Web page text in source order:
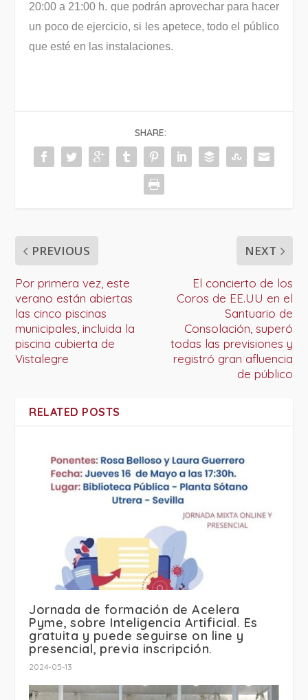
20:00 a 21:00 h. que podrán aprovechar para hacer
un poco de ejercicio, si les apetece, todo el público
que esté en las instalaciones.
SHARE:
PREVIOUS
Por primera vez, este
verano están abiertas
las cinco piscinas
municipales, incluida la
piscina cubierta de
Vistalegre
NEXT
El concierto de los
Coros de EE.UU en el
Santuario de
Consolación, superó
todas las previsiones y
registró gran afluencia
de público
RELATED POSTS
Jornada de formación de Acelera
Pyme, sobre Inteligencia Artificial. Es
gratuita y puede seguirse on line y
presencial, previa inscripción.
2024-05-13